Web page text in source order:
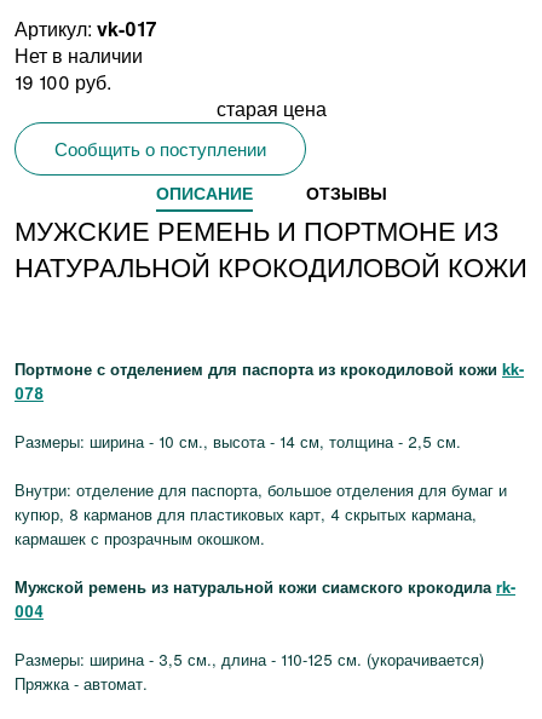
Артикул: vk-017
Нет в наличии
19 100 руб.
старая цена
Сообщить о поступлении
ОПИСАНИЕ ОТЗЫВЫ
МУЖСКИЕ РЕМЕНЬ И ПОРТМОНЕ ИЗ
НАТУРАЛЬНОЙ КРОКОДИЛОВОЙ КОЖИ
Портмоне с отделением для паспорта из крокодиловой кожи kk-
078
Размеры: ширина - 10 см., высота - 14 см, толщина - 2,5 см.
Внутри: отделение для паспорта, большое отделения для бумаг и
купюр, 8 карманов для пластиковых карт, 4 скрытых кармана,
кармашек с прозрачным окошком.
Мужской ремень из натуральной кожи сиамского крокодилаrk-
004
Размеры: ширина - 3,5 см., длина - 110-125 см. (укорачивается)
Пряжка - автомат.